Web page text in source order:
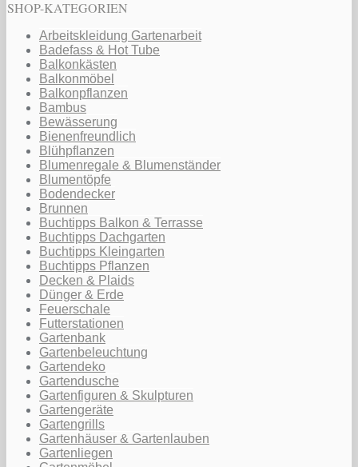
SHOP-KATEGORIEN
Arbeitskleidung Gartenarbeit
Badefass & Hot Tube
Balkonkästen
Balkonmöbel
Balkonpflanzen
Bambus
Bewässerung
Bienenfreundlich
Blühpflanzen
Blumenregale & Blumenständer
Blumentöpfe
Bodendecker
Brunnen
Buchtipps Balkon & Terrasse
Buchtipps Dachgarten
Buchtipps Kleingarten
Buchtipps Pflanzen
Decken & Plaids
Dünger & Erde
Feuerschale
Futterstationen
Gartenbank
Gartenbeleuchtung
Gartendeko
Gartendusche
Gartenfiguren & Skulpturen
Gartengeräte
Gartengrills
Gartenhäuser & Gartenlauben
Gartenliegen